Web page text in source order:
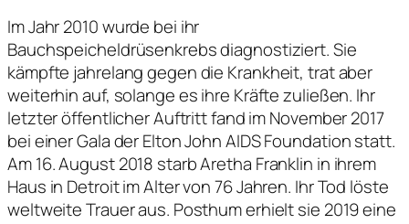
Im Jahr 2010 wurde bei ihr
Bauchspeicheldrüsenkrebs diagnostiziert. Sie
kämpfte jahrelang gegen die Krankheit, trat aber
weiterhin auf, solange es ihre Kräfte zuließen. Ihr
letzter öffentlicher Auftritt fand im November 2017
bei einer Gala der Elton John AIDS Foundation statt.
Am 16. August 2018 starb Aretha Franklin in ihrem
Haus in Detroit im Alter von 76 Jahren. Ihr Tod löste
weltweite Trauer aus. Posthum erhielt sie 2019 eine